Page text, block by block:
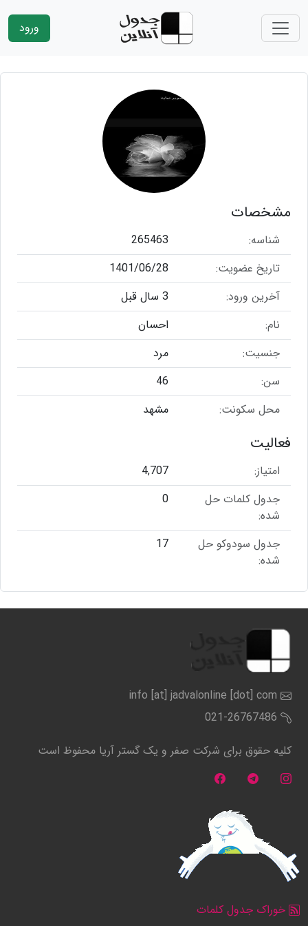
ورود
مشخصات
شناسه:
265463
تاریخ عضویت:
1401/06/28
آخرین ورود:
3 سال قبل
نام:
احسان
جنسیت:
مرد
سن:
46
محل سکونت:
مشهد
فعالیت
امتیاز:
4,707
جدول کلمات حل
شده:
0
جدول سودوکو حل
شده:
17
info [at] jadvalonline [dot] com
021-26767486
کلیه حقوق برای شرکت صفر و یک گستر آریا محفوظ است
خوراک جدول کلمات